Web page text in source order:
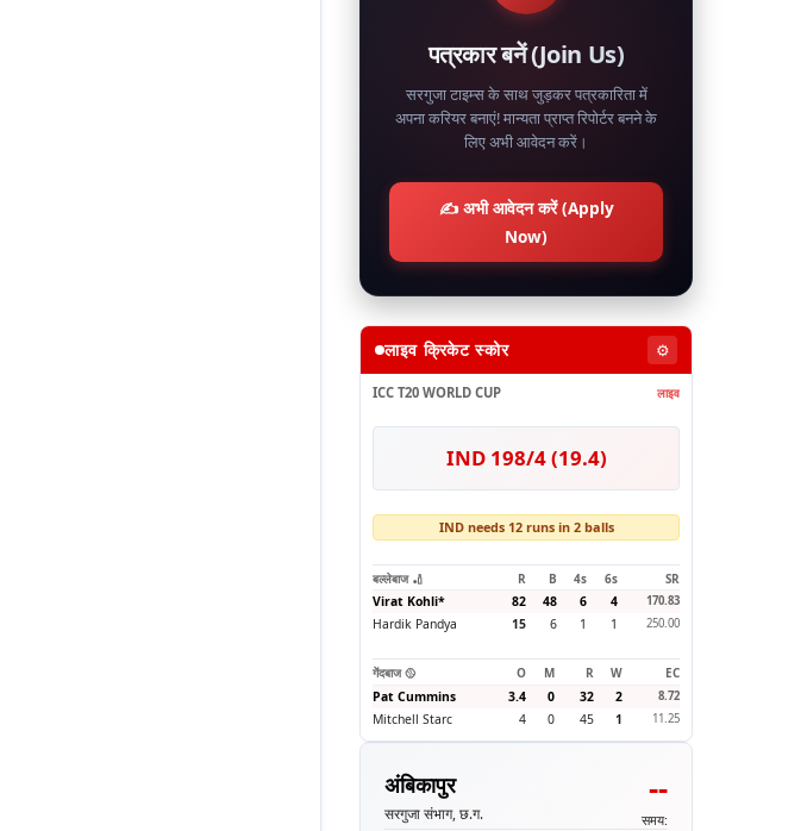
पत्रकार बनें (Join Us)
सरगुजा टाइम्स के साथ जुड़कर पत्रकारिता में
अपना करियर बनाएं! मान्यता प्राप्त रिपोर्टर बनने के
लिए अभी आवेदन करें।
✍️ अभी आवेदन करें (Apply
Now)
लाइव क्रिकेट स्कोर ⚙️
ICC T20 WORLD CUP लाइव
IND 198/4 (19.4)
IND needs 12 runs in 2 balls
बल्लेबाज 🏏 R B 4s 6s
SR
Virat Kohli* 82 48 6 4 170.83
Hardik Pandya 15 6 1 1 250.00
गेंदबाज 🥎 O M R W
EC
Pat Cummins
3.4 0 32 2 8.72
Mitchell Starc 4 0 45 1 11.25
अंबिकापुर
सरगुजा संभाग, छ.ग.
--
समय: